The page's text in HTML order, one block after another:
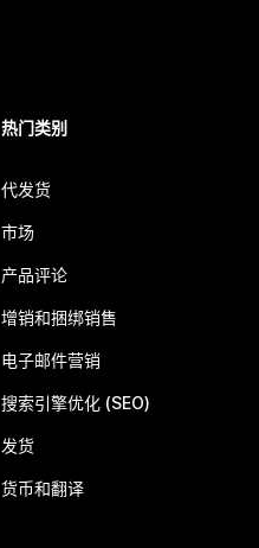
热门类别
代发货
市场
产品评论
增销和捆绑销售
电子邮件营销
搜索引擎优化 (SEO)
发货
货币和翻译